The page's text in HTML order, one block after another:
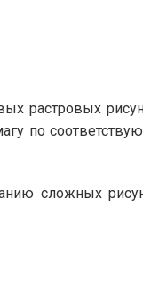
растровых
по
сложных